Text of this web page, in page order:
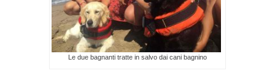
Le due bagnanti tratte in salvo dai cani bagnino